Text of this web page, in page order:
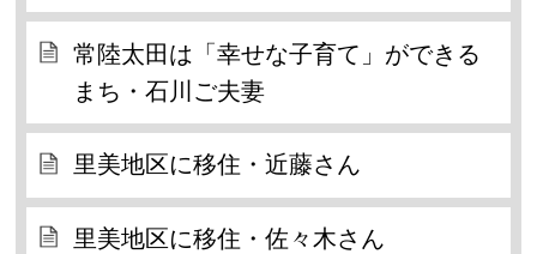
常陸太田は「幸せな子育て」ができる
まち・石川ご夫妻
里美地区に移住・近藤さん
里美地区に移住・佐々木さん